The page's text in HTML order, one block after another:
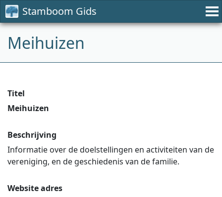
Stamboom Gids
Meihuizen
Titel
Meihuizen
Beschrijving
Informatie over de doelstellingen en activiteiten van de
vereniging, en de geschiedenis van de familie.
Website adres